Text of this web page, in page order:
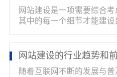
网站建设是一项需要综合
其中的每一个细节才能建
网站建设的行业趋势和
随着互联网不断的发展与